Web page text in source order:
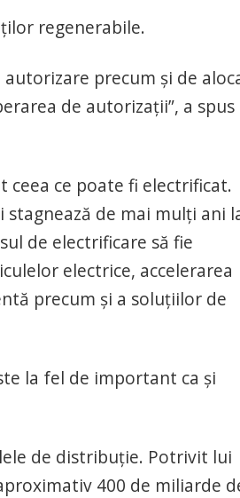
regenerabile.
precum şi de
de autorizaţii”, a spus
ceea ce poate fi electrificat.
de mai mulţi ani
de electrificare să fie
electrice, accelerarea
precum şi a soluţiilor de
la fel de important ca şi
de distribuţie. Potrivit lui
400 de miliarde